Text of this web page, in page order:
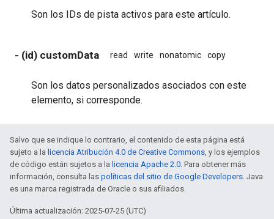
Son los IDs de pista activos para este artículo.
- (id) customData read write nonatomic copy
Son los datos personalizados asociados con este
elemento, si corresponde.
Salvo que se indique lo contrario, el contenido de esta página está
sujeto a la licencia Atribución 4.0 de Creative Commons, y los ejemplos
de código están sujetos a la licencia Apache 2.0. Para obtener más
información, consulta las políticas del sitio de Google Developers. Java
es una marca registrada de Oracle o sus afiliados.
Última actualización: 2025-07-25 (UTC)